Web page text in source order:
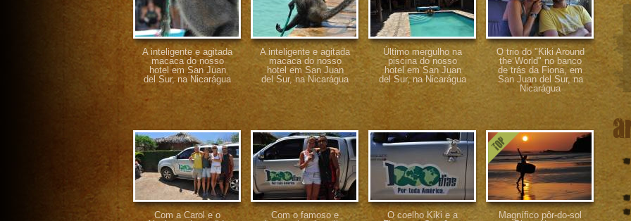
A inteligente e agitada
macaca do nosso
hotel em San Juan
del Sur, na Nicarágua
A inteligente e agitada
macaca do nosso
hotel em San Juan
del Sur, na Nicarágua
Último mergulho na
piscina do nosso
hotel em San Juan
del Sur, na Nicarágua
O trio do "Kiki Around
the World" no banco
de trás da Fiona, em
San Juan del Sur, na
Nicarágua
Com a Carol e o
Com o famoso e
O coelho Kiki e a
Magnífico pôr-do-sol